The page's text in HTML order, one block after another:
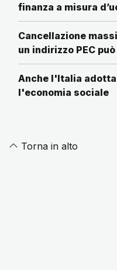
finanza a misura
Cancellazione
un indirizzo PEC
Anche l'Italia
l'economia sociale
Torna in alto